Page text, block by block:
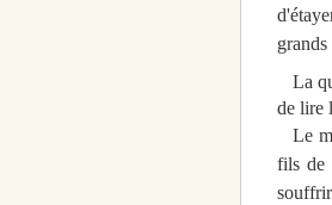
La
de lire
Le
fils de